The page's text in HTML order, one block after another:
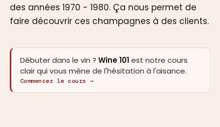
des années 1970 - 1980. Ça nous permet de
faire découvrir ces champagnes à des clients.
Débuter dans le vin ? Wine 101est notre cours
clair qui vous mène de l'hésitation à l'aisance.
Commencer le cours →